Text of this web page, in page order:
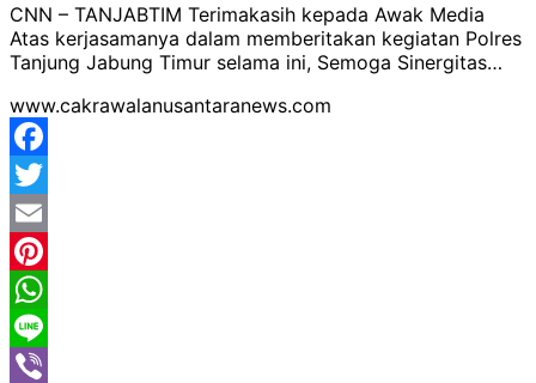
CNN – TANJABTIM Terimakasih kepada Awak Media
Atas kerjasamanya dalam memberitakan kegiatan Polres
Tanjung Jabung Timur selama ini, Semoga Sinergitas…
www.cakrawalanusantaranews.com
Facebook
Twitter
Email
Pinterest
WhatsApp
Line